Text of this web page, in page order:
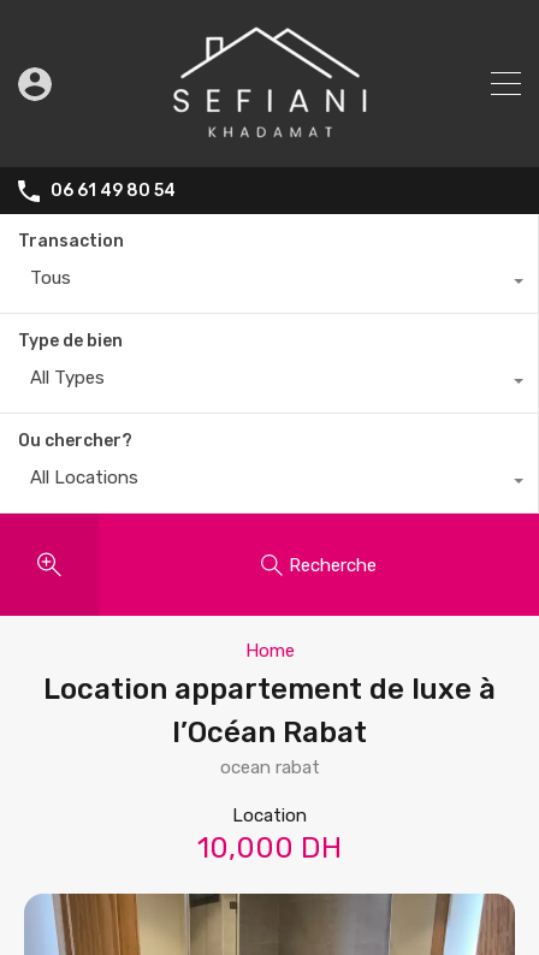
06 61 49 80 54
Transaction
Tous
Type de bien
All Types
Ou chercher?
All Locations
Recherche
Home
Location appartement de luxe à
l’Océan Rabat
ocean rabat
Location
10,000 DH